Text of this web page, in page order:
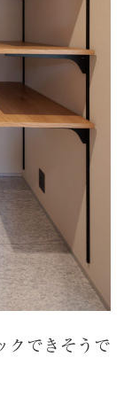
クできそうで